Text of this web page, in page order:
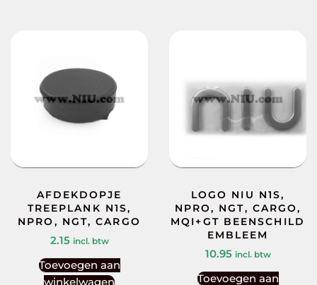
AFDEKDOPJE
TREEPLANK N1S,
NPRO, NGT, CARGO
2.15 incl. btw
Toevoegen aan
winkelwagen
LOGO NIU N1S,
NPRO, NGT, CARGO,
MQI+GT BEENSCHILD
EMBLEEM
10.95 incl. btw
Toevoegen aan